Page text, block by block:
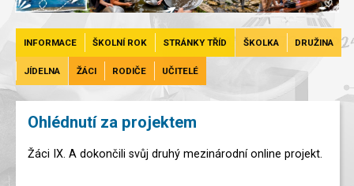
INFORMACE ŠKOLNÍ ROK STRÁNKY TŘÍD ŠKOLKA DRUŽINA
JÍDELNA ŽÁCI RODIČE UČITELÉ
Ohlédnutí za projektem
Žáci IX. A dokončili svůj druhý mezinárodní online projekt.